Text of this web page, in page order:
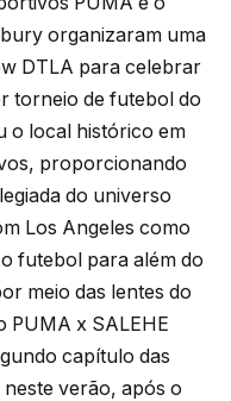
organizaram uma
DTLA para celebrar
torneio de futebol do
o local histórico em
proporcionando
do universo
Los Angeles como
futebol para além do
meio das lentes do
PUMA x SALEHE
capítulo das
verão, após o